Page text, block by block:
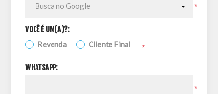
*
VOCÊ É UM(A)?:
Revenda Cliente Final *
WHATSAPP:
*